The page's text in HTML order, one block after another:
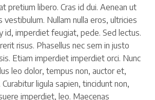
pretium libero. Cras id dui. Aenean ut
Nullam nulla eros, ultricies
id, imperdiet feugiat, pede. Sed lectus.
risus. Phasellus nec sem in justo
Etiam imperdiet imperdiet orci. Nunc
leo dolor, tempus non, auctor et,
ligula sapien, tincidunt non,
imperdiet, leo. Maecenas